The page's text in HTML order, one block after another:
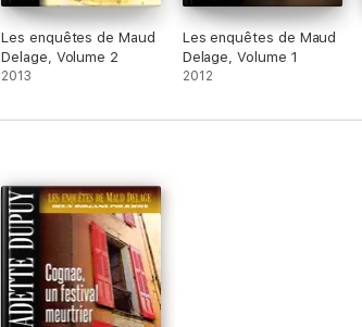
Les enquêtes de Maud
Delage, Volume 2
2013
Les enquêtes de Maud
Delage, Volume 1
2012